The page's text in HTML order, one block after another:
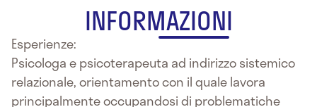
INFORMAZIONI
Esperienze:
Psicologa e psicoterapeuta ad indirizzo sistemico
relazionale, orientamento con il quale lavora
principalmente occupandosi di problematiche